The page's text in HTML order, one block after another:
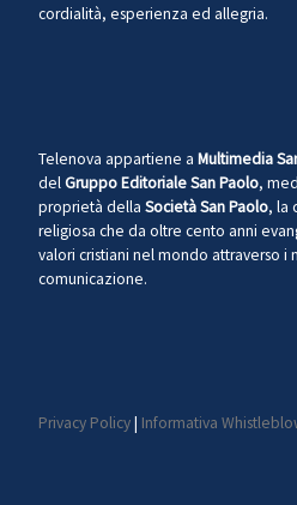
cordialità, esperienza ed allegria.
Telenova appartiene a Multimedia
delGruppo Editoriale San Paolo,
proprietà della Società San Paolo, la
religiosa che da oltre cento anni
valori cristiani nel mondo attraverso i
comunicazione.
Privacy Policy| Informativa